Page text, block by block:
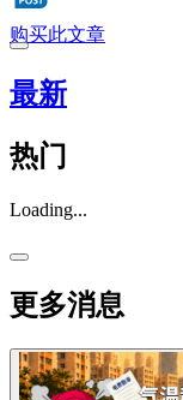
购买此文章
最新
热门
Loading...
更多消息